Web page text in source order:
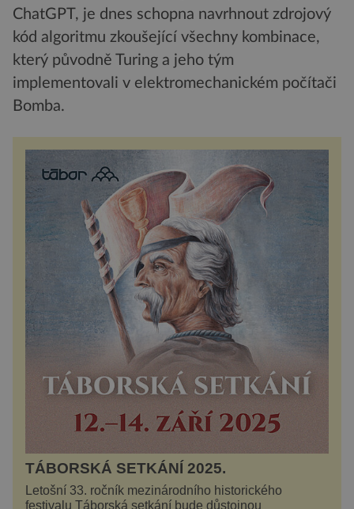
ChatGPT, je dnes schopna navrhnout zdrojový
kód algoritmu zkoušející všechny kombinace,
který původně Turing a jeho tým
implementovali v elektromechanickém počítači
Bomba.
TÁBORSKÁ SETKÁNÍ 2025.
Letošní 33. ročník mezinárodního historického
festivalu Táborská setkání bude důstojnou